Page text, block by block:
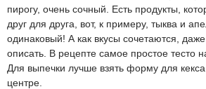
пирогу, очень сочный. Есть продукты,
друг для друга, вот, к примеру, тыква и
одинаковый! А как вкусы сочетаются,
описать. В рецепте самое простое тесто
Для выпечки лучше взять форму для
центре.